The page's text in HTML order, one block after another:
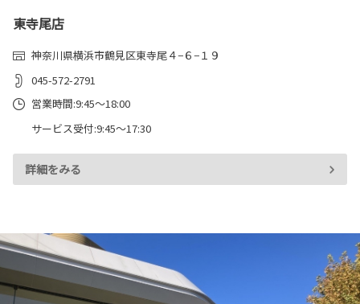
東寺尾店
神奈川県横浜市鶴見区東寺尾４−６−１９
045-572-2791
営業時間:9:45～18:00
サービス受付:9:45～17:30
詳細をみる